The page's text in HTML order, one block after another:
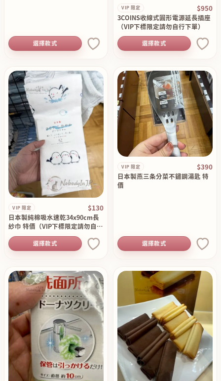
選擇款式
VIP 限定 $950
3COINS收線式圓形電源延長插座
（VIP下標限定請勿自行下單）
選擇款式
VIP 限定 $130
日本製純棉吸水速乾34x90cm長
紗巾 特價（VIP下標限定請勿自行
下單）
選擇款式
VIP 限定 $390
日本製燕三条分菜不鏽鋼湯匙 特
價
選擇款式